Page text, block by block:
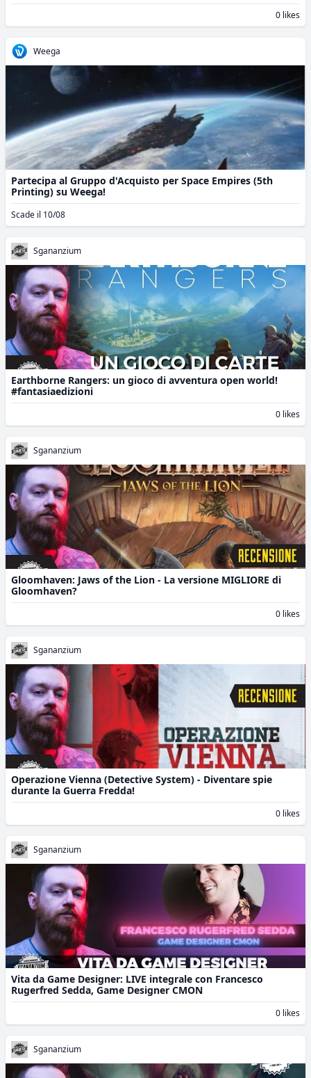
0 likes
Weega
Partecipa al Gruppo d'Acquisto per Space Empires (5th
Printing) su Weega!
Scade il 10/08
Sgananzium
Earthborne Rangers: un gioco di avventura open world!
#fantasiaedizioni
0 likes
Sgananzium
Gloomhaven: Jaws of the Lion - La versione MIGLIORE di
Gloomhaven?
0 likes
Sgananzium
Operazione Vienna (Detective System) - Diventare spie
durante la Guerra Fredda!
0 likes
Sgananzium
Vita da Game Designer: LIVE integrale con Francesco
Rugerfred Sedda, Game Designer CMON
0 likes
Sgananzium